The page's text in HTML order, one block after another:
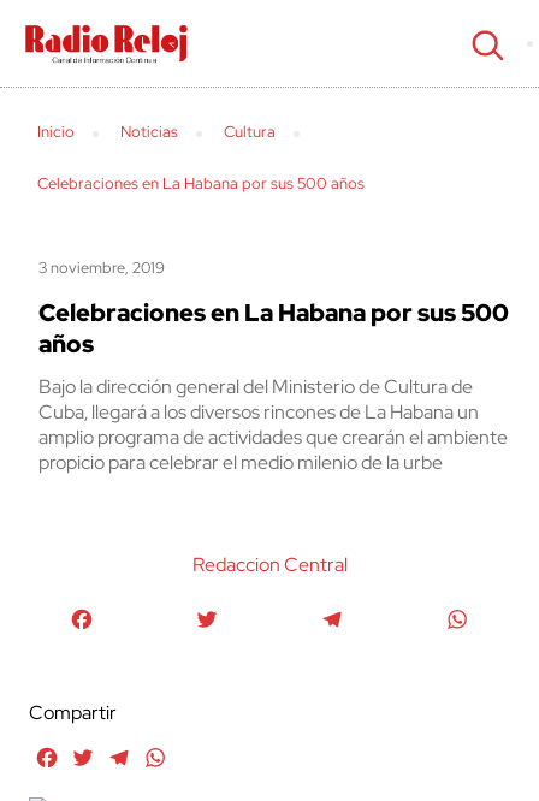
cerrar
Inicio Noticias Cultura
Celebraciones en La Habana por sus 500 años
3 noviembre, 2019
Celebraciones en La Habana por sus 500
años
Bajo la dirección general del Ministerio de Cultura de
Cuba, llegará a los diversos rincones de La Habana un
amplio programa de actividades que crearán el ambiente
propicio para celebrar el medio milenio de la urbe
Redaccion Central
Compartir
FacebookTwitterTelegram